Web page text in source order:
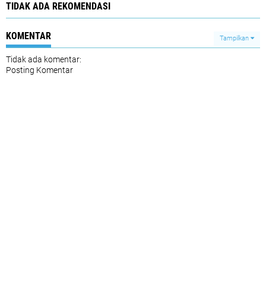
TIDAK ADA REKOMENDASI
KOMENTAR Tampilkan
Tidak ada komentar:
Posting Komentar